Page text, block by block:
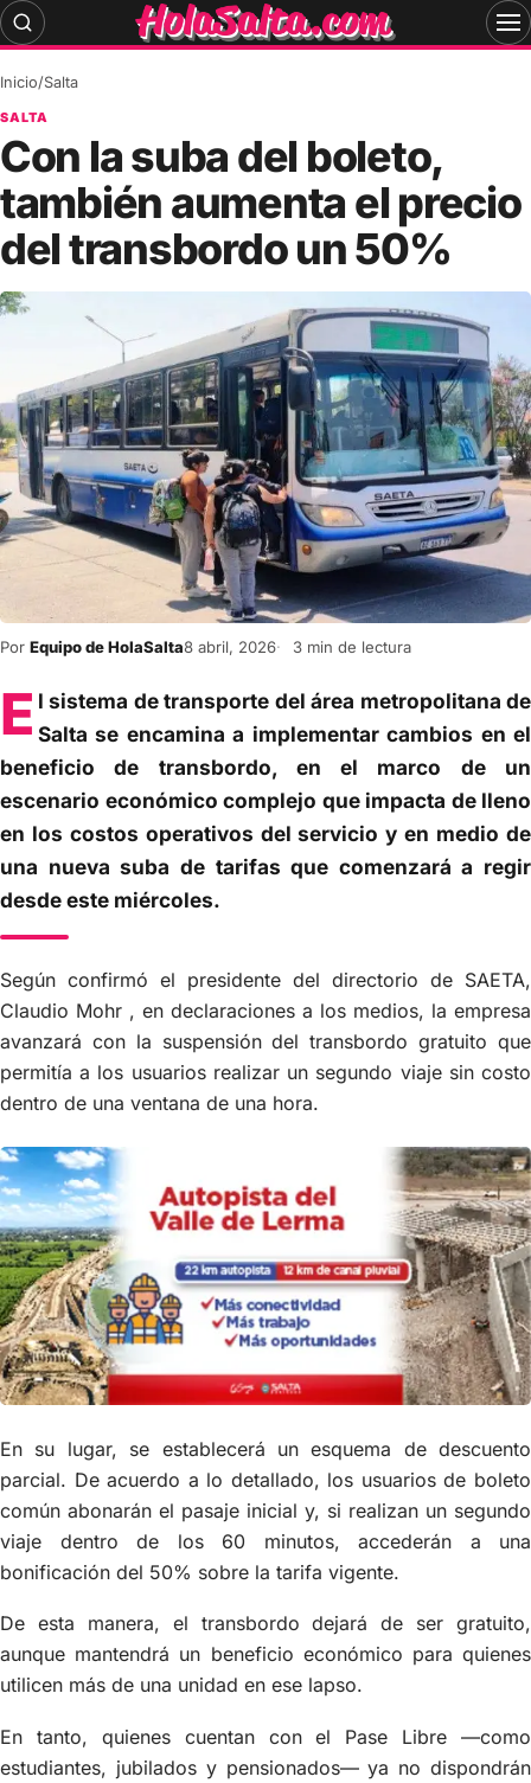
Skip
to
Inicio/Salta
SALTA
Con la suba del boleto,
también aumenta el precio
del transbordo un 50%
Por Equipo de HolaSalta8 abril, 2026 3 min de lectura
E l sistema de transporte del área metropolitana de
Salta se encamina a implementar cambios en el
beneficio de transbordo, en el marco de un
escenario económico complejo que impacta de lleno
en los costos operativos del servicio y en medio de
una nueva suba de tarifas que comenzará a regir
desde este miércoles.
Según confirmó el presidente del directorio de SAETA,
Claudio Mohr , en declaraciones a los medios, la empresa
avanzará con la suspensión del transbordo gratuito que
permitía a los usuarios realizar un segundo viaje sin costo
dentro de una ventana de una hora.
En su lugar, se establecerá un esquema de descuento
parcial. De acuerdo a lo detallado, los usuarios de boleto
común abonarán el pasaje inicial y, si realizan un segundo
viaje dentro de los 60 minutos, accederán a una
bonificación del 50% sobre la tarifa vigente.
De esta manera, el transbordo dejará de ser gratuito,
aunque mantendrá un beneficio económico para quienes
utilicen más de una unidad en ese lapso.
En tanto, quienes cuentan con el Pase Libre —como
estudiantes, jubilados y pensionados— ya no dispondrán